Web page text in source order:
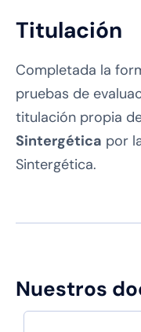
Titulación
Completada la
pruebas de
titulación propia
Sintergética por
Sintergética.
Nuestros